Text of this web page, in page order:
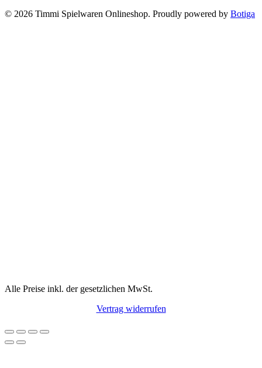
© 2026 Timmi Spielwaren Onlineshop. Proudly powered by Botiga
Alle Preise inkl. der gesetzlichen MwSt.
Vertrag widerrufen